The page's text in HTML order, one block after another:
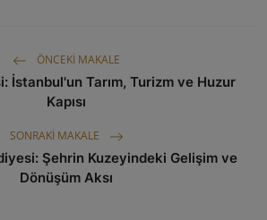
ÖNCEKI MAKALE
İstanbul'un Tarım, Turizm ve Huzur
Kapısı
SONRAKI MAKALE
Şehrin Kuzeyindeki Gelişim ve
Dönüşüm Aksı